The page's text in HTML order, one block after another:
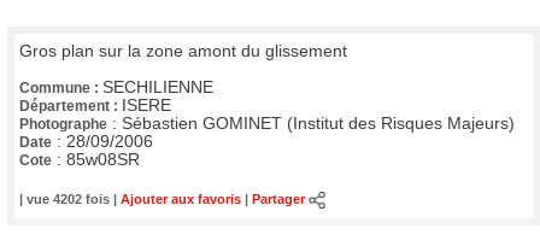
Gros plan sur la zone amont du glissement
Commune : SECHILIENNE
Département : ISERE
Photographe : Sébastien GOMINET (Institut des Risques Majeurs)
Date : 28/09/2006
Cote : 85w08SR
| vue 4202 fois | Ajouter aux favoris Partager